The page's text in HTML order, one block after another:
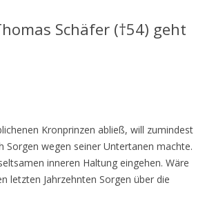
Schäfer (†54) geht
Kronprinzen abließ, will zumindest
Sorgen wegen seiner Untertanen machte.
inneren Haltung eingehen. Wäre
letzten Jahrzehnten Sorgen über die